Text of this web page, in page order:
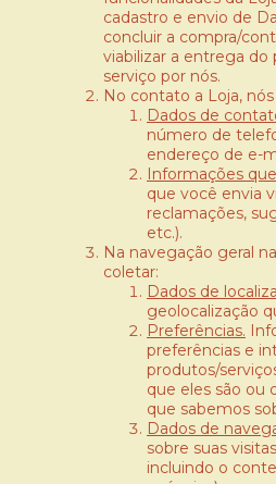
cadastro e envio de
concluir a compra/
viabilizar a entrega
serviço por nós.
No contato a Loja,
Dados de
número de
endereço de e-
Informações
que você envia
reclamações,
etc.).
Na navegação geral
coletar:
Dados de
geolocalização
Preferências.
preferências e
produtos/
que eles são ou
que sabemos
Dados de
sobre suas
incluindo o